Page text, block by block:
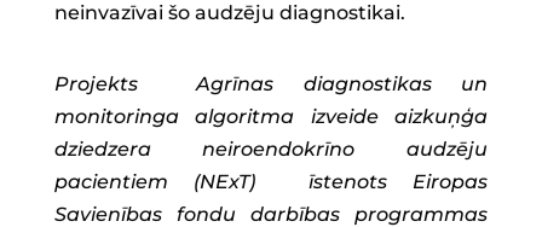
neinvazīvai šo audzēju diagnostikai.
Projekts Agrīnas diagnostikas un
monitoringa algoritma izveide aizkuņģa
dziedzera neiroendokrīno audzēju
pacientiem (NExT) īstenots Eiropas
Savienības fondu darbības programmas